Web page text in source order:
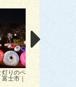
灯りのペ
士市｜
富士岩本ひまわ